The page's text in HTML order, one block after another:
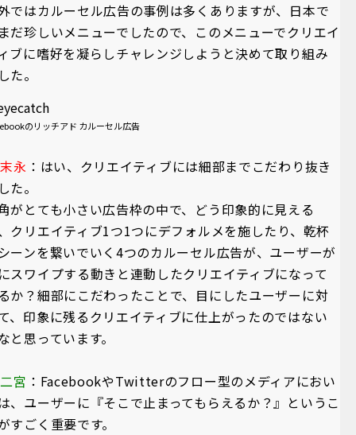
ではカルーセル広告の事例は多くありますが、日本で
だ珍しいメニューでしたので、このメニューでクリエイ
ブに嗜好を凝らしチャレンジしようと決めて取り組み
た。
のリッチアド カルーセル広告
永 ：はい、クリエイティブには細部までこだわり抜き
た。
がとても小さい広告枠の中で、どう印象的に見える
クリエイティブ1つ1つにデフォルメを施したり、乾杯
ーンを繋いでいく4つのカルーセル広告が、ユーザーが
スワイプする動きと連動したクリエイティブになって
か？細部にこだわったことで、目にしたユーザーに対
、印象に残るクリエイティブに仕上がったのではない
と思っています。
宮 ：FacebookやTwitterのフロー型のメディアにおい
、ユーザーに『そこで止まってもらえるか？』というこ
すごく重要です。